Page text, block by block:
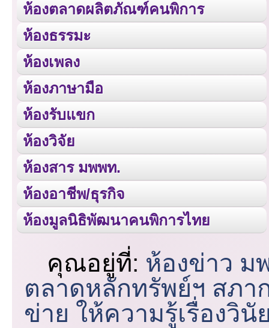
ห้องตลาดผลิตภัณฑ์คนพิการ
ห้องธรรมะ
ห้องเพลง
ห้องภาษามือ
ห้องรับแขก
ห้องวิจัย
ห้องสาร มพพท.
ห้องอาชีพ/ธุรกิจ
ห้องมูลนิธิพัฒนาคนพิการไทย
คุณอยู่ที่: ห้องข่าว ม
ตลาดหลักทรัพย์ฯ สภา
ข่าย ให้ความรู้เรื่องวิ